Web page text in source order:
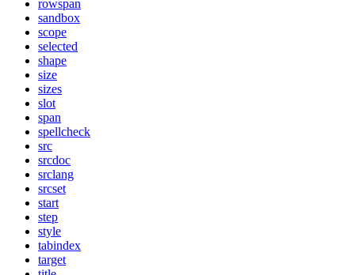
rowspan
sandbox
scope
selected
shape
size
sizes
slot
span
spellcheck
src
srcdoc
srclang
srcset
start
step
style
tabindex
target